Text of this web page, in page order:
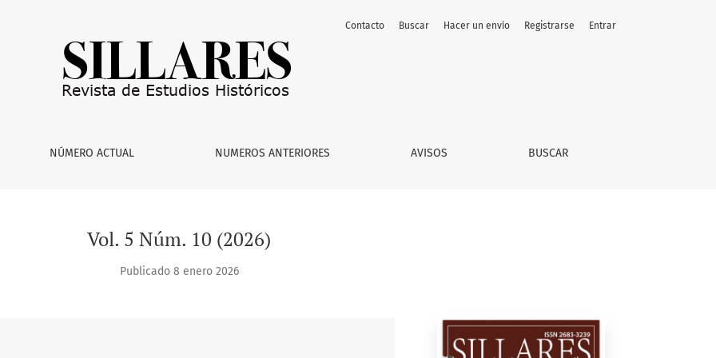
NÚMERO ACTUAL NUMEROS ANTERIORES AVISOS BUSCAR
Contacto Buscar Hacer un envío Registrarse Entrar
Vol. 5 Núm. 10 (2026)
Publicado 8 enero 2026